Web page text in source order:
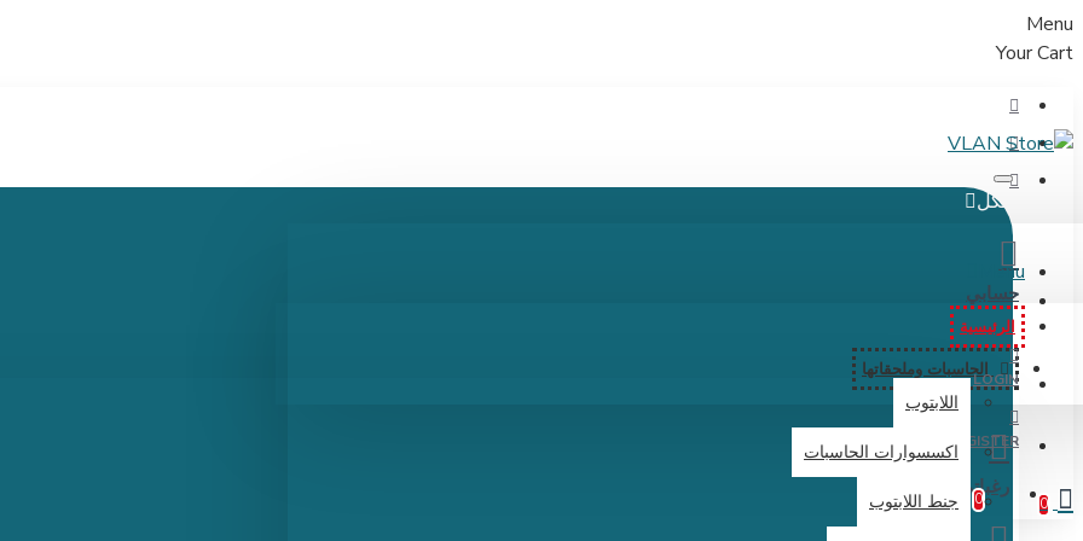
Menu
Your Cart
الكل
حسابي
رغباتي
0
Menu
الرئيسية
الحاسبات وملحقاتها
اللابتوب
اكسسوارات الحاسبات
جنط اللابتوب
LOGIN
REGISTER
0